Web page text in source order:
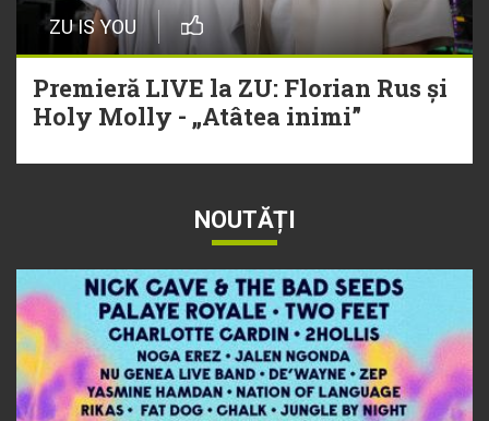
ZU IS YOU
Premieră LIVE la ZU: Florian Rus și
Holy Molly - „Atâtea inimi”
NOUTĂȚI